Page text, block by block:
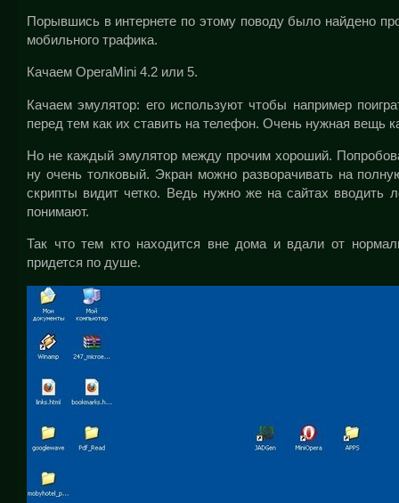
Порывшись в интернете по этому поводу было найдено
мобильного трафика.
Качаем OperaMini 4.2 или 5.
Качаем эмулятор: его используют чтобы например
перед тем как их ставить на телефон. Очень нужная вещь
Но не каждый эмулятор между прочим хороший.
ну очень толковый. Экран можно разворачивать на
скрипты видит четко. Ведь нужно же на сайтах вводить
понимают.
Так что тем кто находится вне дома и вдали от
придется по душе.